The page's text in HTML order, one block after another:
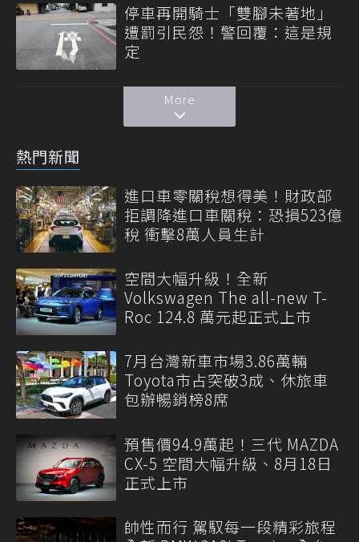
停車再開騎士「雙腳未著地」
遭罰引民怨！警回覆：這是規
定
More
熱門新聞
進口車零關稅想得美！財政部
拒調降進口車關稅：恐損523億
稅 衝擊8萬人員生計
空間大幅升級！全新
Volkswagen The all-new T-
Roc 124.8 萬元起正式上市
7月台灣新車市場3.86萬輛
Toyota市占突破3成、休旅車
包辦暢銷榜8席
預售價94.9萬起！三代 MAZDA
CX-5 空間大幅升級、8月18日
正式上市
帥性而行 駕馭每一段精彩旅程